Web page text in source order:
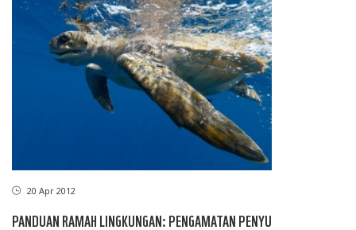
20 Apr 2012
PANDUAN RAMAH LINGKUNGAN: PENGAMATAN PENYU